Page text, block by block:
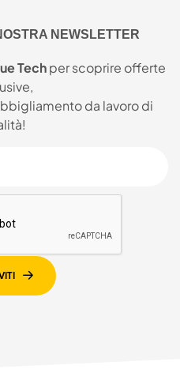
NEWSLETTER
Techper scoprire offerte
da lavoro di